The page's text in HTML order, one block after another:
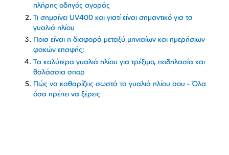
πλήρης οδηγός αγοράς
Τι σημαίνει UV400 και γιατί είναι σημαντικό για τα
γυαλιά ηλίου
Ποια είναι η διαφορά μεταξύ μηνιαίων και ημερήσιων
φακών επαφής;
Τα καλύτερα γυαλιά ηλίου για τρέξιμο, ποδηλασία και
θαλάσσια σπορ
Πώς να καθαρίζεις σωστά τα γυαλιά ηλίου σου - Όλα
όσα πρέπει να ξέρεις